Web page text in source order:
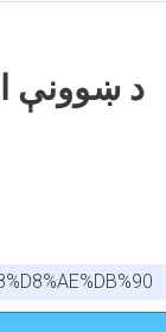
د ښوونې